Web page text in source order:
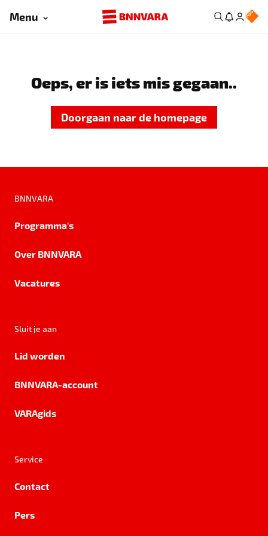
Menu
Oeps, er is iets mis gegaan..
Doorgaan naar de homepage
BNNVARA
Programma's
Over BNNVARA
Vacatures
Sluit je aan
Lid worden
BNNVARA-account
VARAgids
Service
Contact
Pers